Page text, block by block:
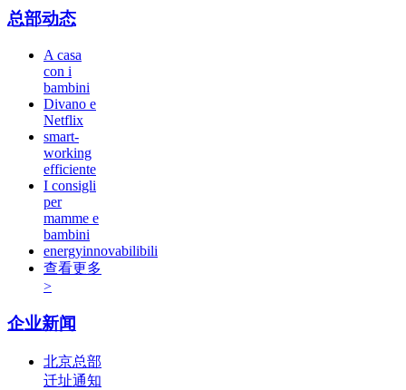
总部动态
A casa
con i
bambini
Divano e
Netflix
smart-
working
efficiente
I consigli
per
mamme e
bambini
energyinnovabilibili
查看更多
>
企业新闻
北京总部
迁址通知